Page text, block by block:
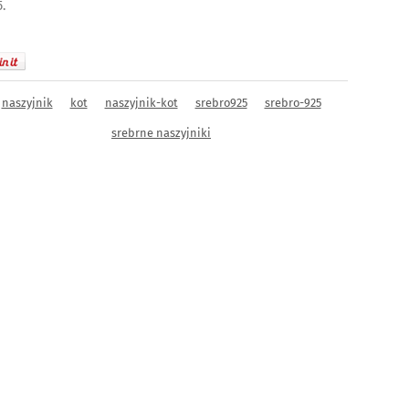
naszyjnik kot naszyjnik-kot srebro925 srebro-925
srebrne naszyjniki